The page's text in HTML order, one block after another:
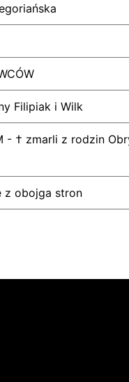
Filipiak i Wilk
- † zmarli z rodzin
z obojga stron